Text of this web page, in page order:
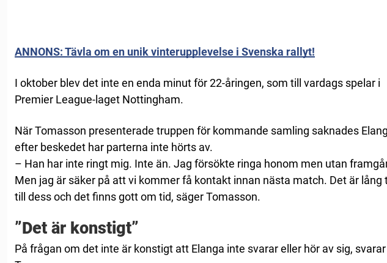
ANNONS: Tävla om en unik vinterupplevelse i Svenska rallyt!
I oktober blev det inte en enda minut för 22-åringen, som till vardags spelar i
Premier League-laget Nottingham.
När Tomasson presenterade truppen för kommande samling saknades
efter beskedet har parterna inte hörts av.
– Han har inte ringt mig. Inte än. Jag försökte ringa honom men utan
Men jag är säker på att vi kommer få kontakt innan nästa match. Det är lång
till dess och det finns gott om tid, säger Tomasson.
”Det är konstigt”
På frågan om det inte är konstigt att Elanga inte svarar eller hör av sig, svarar